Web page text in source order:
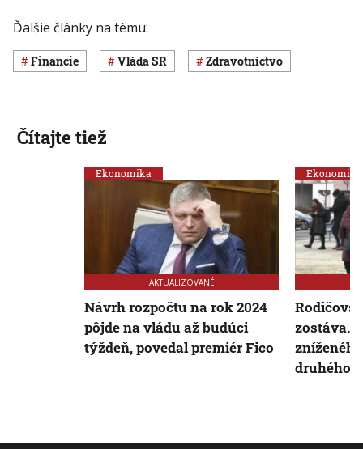
Ďalšie články na tému:
Financie vláda SR Zdravotníctvo
Čítajte tiež
Ekonomika
AKTUALIZOVANÉ
Návrh rozpočtu na rok 2024
pôjde na vládu až budúci
týždeň, povedal premiér Fico
Ekonomika
zostáva.
druhého